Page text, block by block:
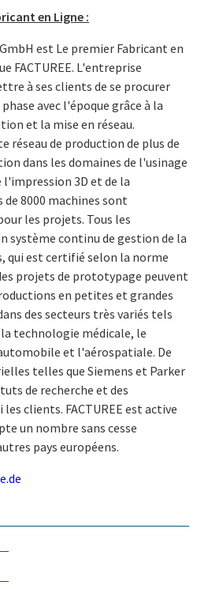
en Ligne :
est Le premier Fabricant en
FACTUREE. L'entreprise
à ses clients de se procurer
avec l'époque grâce à la
et la mise en réseau.
réseau de production de plus de
dans les domaines de l'usinage
l'impression 3D et de la
8000 machines sont
les projets. Tous les
système continu de gestion de la
qui est certifié selon la norme
des projets de prototypage peuvent
en petites et grandes
des secteurs très variés tels
technologie médicale, le
et l'aérospatiale. De
telles que Siemens et Parker
de recherche et des
clients. FACTUREE est active
un nombre sans cesse
pays européens.